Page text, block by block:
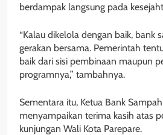
berdampak langsung pada
“Kalau dikelola dengan baik, bank
gerakan bersama. Pemerintah
baik dari sisi pembinaan maupun
programnya,” tambahnya.
Sementara itu, Ketua Bank
menyampaikan terima kasih atas
kunjungan Wali Kota Parepare.